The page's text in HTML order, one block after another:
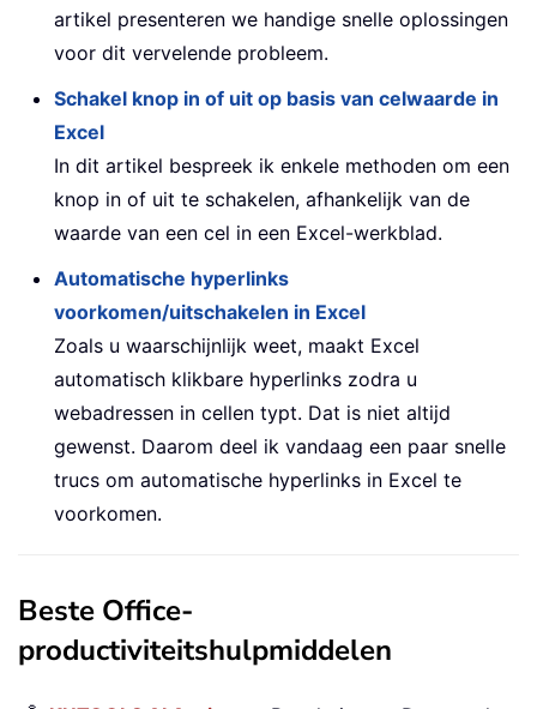
artikel presenteren we handige snelle oplossingen
voor dit vervelende probleem.
Schakel knop in of uit op basis van celwaarde in
Excel
In dit artikel bespreek ik enkele methoden om een
knop in of uit te schakelen, afhankelijk van de
waarde van een cel in een Excel-werkblad.
Automatische hyperlinks
voorkomen/uitschakelen in Excel
Zoals u waarschijnlijk weet, maakt Excel
automatisch klikbare hyperlinks zodra u
webadressen in cellen typt. Dat is niet altijd
gewenst. Daarom deel ik vandaag een paar snelle
trucs om automatische hyperlinks in Excel te
voorkomen.
Beste Office-
productiviteitshulpmiddelen